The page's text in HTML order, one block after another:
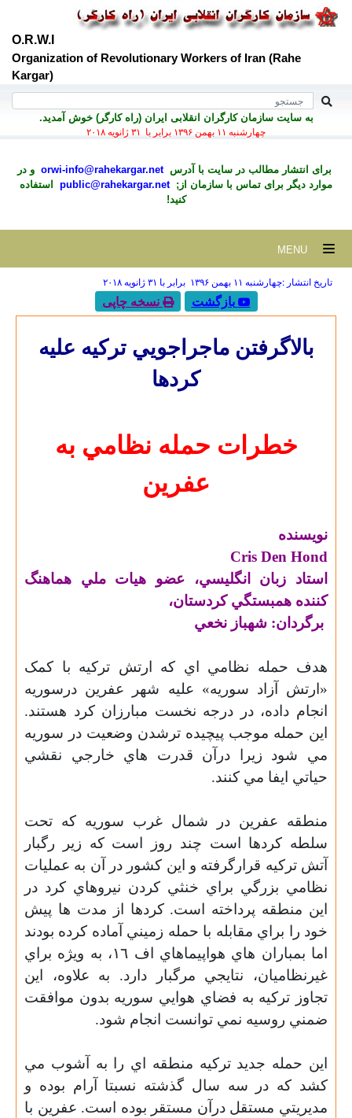
O.R.W.I
Organization of Revolutionary Workers of Iran (Rahe
Kargar)
به سايت سازمان کارگران انقلابی ايران (راه کارگر) خوش آمديد.
چهارشنبه ۱۱ بهمن ۱۳۹۶ برابر با ۳۱ ژانويه ۲۰۱۸
برای انتشار مطالب در سايت با آدرسorwi-info@rahekargar.net و در
موارد ديگر برای تماس با سازمان از;public@rahekargar.net
استفاده
کنید!
تاریخ انتشار :چهارشنبه ۱۱ بهمن ۱۳۹۶ برابر با ۳۱ ژانويه ۲۰۱۸
بازگشت نسخه چاپی
بالاگرفتن ماجراجويي ترکيه عليه
کردها
خطرات حمله نظامي به
عفرين
نويسنده
Cris Den Hond
استاد زبان انگليسي، عضو هيات ملي هماهنگ
کننده همبستگي کردستان،
برگردان: شهباز نخعي
هدف حمله نظامي اي که ارتش ترکيه با کمک
«ارتش آزاد سوريه» عليه شهر عفرين درسوريه
انجام داده، در درجه نخست مبارزان کرد هستند.
اين حمله موجب پيچيده ترشدن وضعيت در سوريه
مي شود زيرا درآن قدرت هاي خارجي نقشي
حياتي ايفا مي کنند.
منطقه عفرين در شمال غرب سوريه که تحت
سلطه کردها است چند روز است که زير رگبار
آتش ترکيه قرارگرفته و اين کشور در آن به عمليات
نظامي بزرگي براي خنثي کردن نيروهاي کرد در
اين منطقه پرداخته است. کردها از مدت ها پيش
خود را براي مقابله با حمله زميني آماده کرده بودند
اما بمباران هاي هواپيماهاي اف ١٦، به ويژه براي
غيرنظاميان، نتايجي مرگبار دارد. به علاوه، اين
تجاوز ترکيه به فضاي هوايي سوريه بدون موافقت
ضمني روسيه نمي توانست انجام شود.
اين حمله جديد ترکيه منطقه اي را به آشوب مي
کشد که در سه سال گذشته نسبتا آرام بوده و
مديريتي مستقل درآن مستقر بوده است. عفرين با